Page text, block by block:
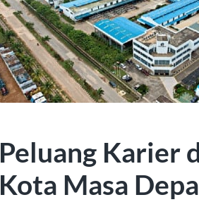
Peluang Karier
Kota Masa